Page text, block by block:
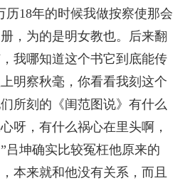
历18年的时候我做按察使那会
，为的是明女教也。后来翻
我哪知道这个书它到底能传
明察秋毫，你看看我刻这个
所刻的《闺范图说》有什么
呀，有什么祸心在里头啊，
吕坤确实比较冤枉他原来的
本来就和他没有关系，而且